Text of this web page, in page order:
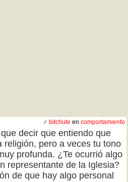
♂ bitchute en comportamiento
decir que entiendo que
religión, pero a veces tu tono
profunda. ¿Te ocurrió algo
representante de la Iglesia?
de que hay algo personal